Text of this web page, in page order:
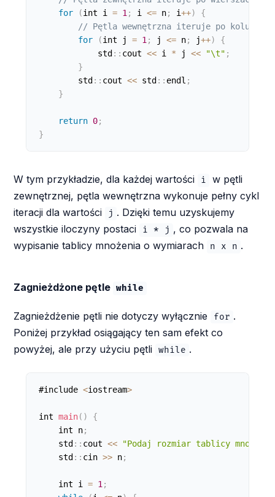
for
(int i = 1; i <= n; i++)
{
// Pętla wewnętrzna iteruje po kolumnach
for
(int j = 1; j <= n; j++)
{
            std
: : cout << i * j << "\t" ;
}
        std
: : cout << std : : endl ;
}
return 0;
}
W tym przykładzie, dla każdej wartości i
w pętli
zewnętrznej, pętla wewnętrzna wykonuje pełny cykl
iteracji dla wartości
j . Dzięki temu uzyskujemy
wszystkie iloczyny postaci
i * j , co pozwala na
wypisanie tablicy mnożenia o wymiarach
n x n .
Zagnieżdżone pętle while
Zagnieżdżenie pętli nie dotyczy wyłącznie for .
Poniżej przykład osiągający ten sam efekt co
powyżej, ale przy użyciu pętli
while .
#include <iostream>
int main( )
{
    int n
;
    std
: : cout <<
"Podaj rozmiar tablicy
    std
: : cin >> n;
    int i
= 1 ;